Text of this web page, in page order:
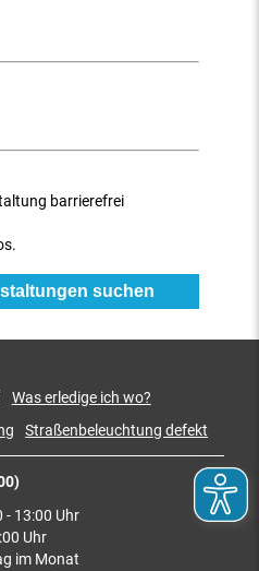
barrierefrei
suchen
13:00 Uhr
Uhr
im Monat
Was erledige ich wo?
Straßenbeleuchtung defekt